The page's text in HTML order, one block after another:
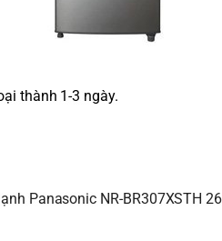
thành 1-3 ngày.
Panasonic NR-BR307XSTH